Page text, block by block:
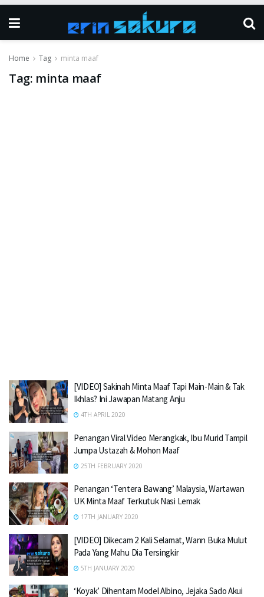
Home Tag minta maaf
Tag: minta maaf
[VIDEO] Sakinah Minta Maaf Tapi Main-Main & Tak
Ikhlas? Ini Jawapan Matang Anju
4TH APRIL 2020
Penangan Viral Video Merangkak, Ibu Murid Tampil
Jumpa Ustazah & Mohon Maaf
25TH FEBRUARY 2020
Penangan ‘Tentera Bawang’ Malaysia, Wartawan
UK Minta Maaf Terkutuk Nasi Lemak
17TH JANUARY 2020
[VIDEO] Dikecam 2 Kali Selamat, Wann Buka Mulut
Pada Yang Mahu Dia Tersingkir
5TH JANUARY 2020
‘Koyak’ Dihentam Model Albino, Jejaka Sado Akui